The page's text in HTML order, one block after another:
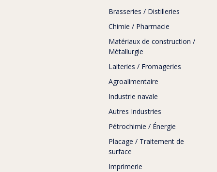
Brasseries / Distilleries
Chimie / Pharmacie
Matériaux de construction /
Métallurgie
Laiteries / Fromageries
Agroalimentaire
Industrie navale
Autres Industries
Pétrochimie / Énergie
Placage / Traitement de
surface
Imprimerie